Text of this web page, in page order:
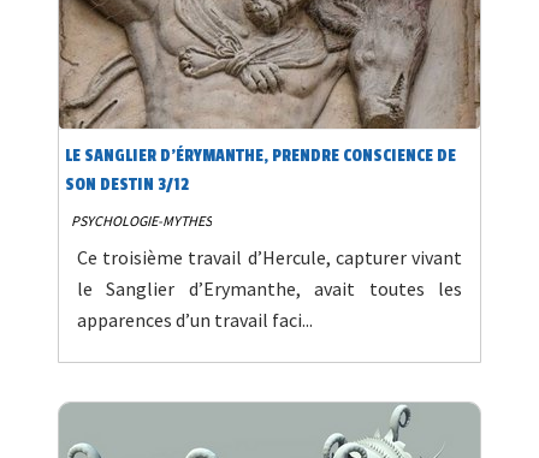
LE SANGLIER D'ÉRYMANTHE, PRENDRE CONSCIENCE DE
SON DESTIN 3/12
PSYCHOLOGIE-MYTHES
Ce troisième travail d’Hercule, capturer vivant
le Sanglier d’Erymanthe, avait toutes les
apparences d’un travail faci...